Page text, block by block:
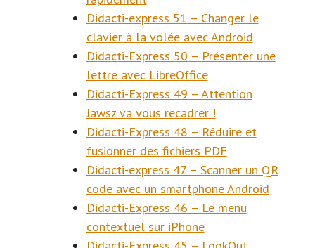
Didacti-express 51 – Changer le
clavier à la volée avec Android
Didacti-Express 50 – Présenter une
lettre avec LibreOffice
Didacti-Express 49 – Attention
Jawsz va vous recadrer !
Didacti-Express 48 – Réduire et
fusionner des fichiers PDF
Didacti-express 47 – Scanner un QR
code avec un smartphone Android
Didacti-Express 46 – Le menu
contextuel sur iPhone